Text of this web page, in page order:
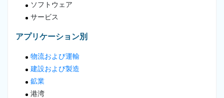
ソフトウェア
サービス
アプリケーション別
物流および運輸
建設および製造
鉱業
港湾